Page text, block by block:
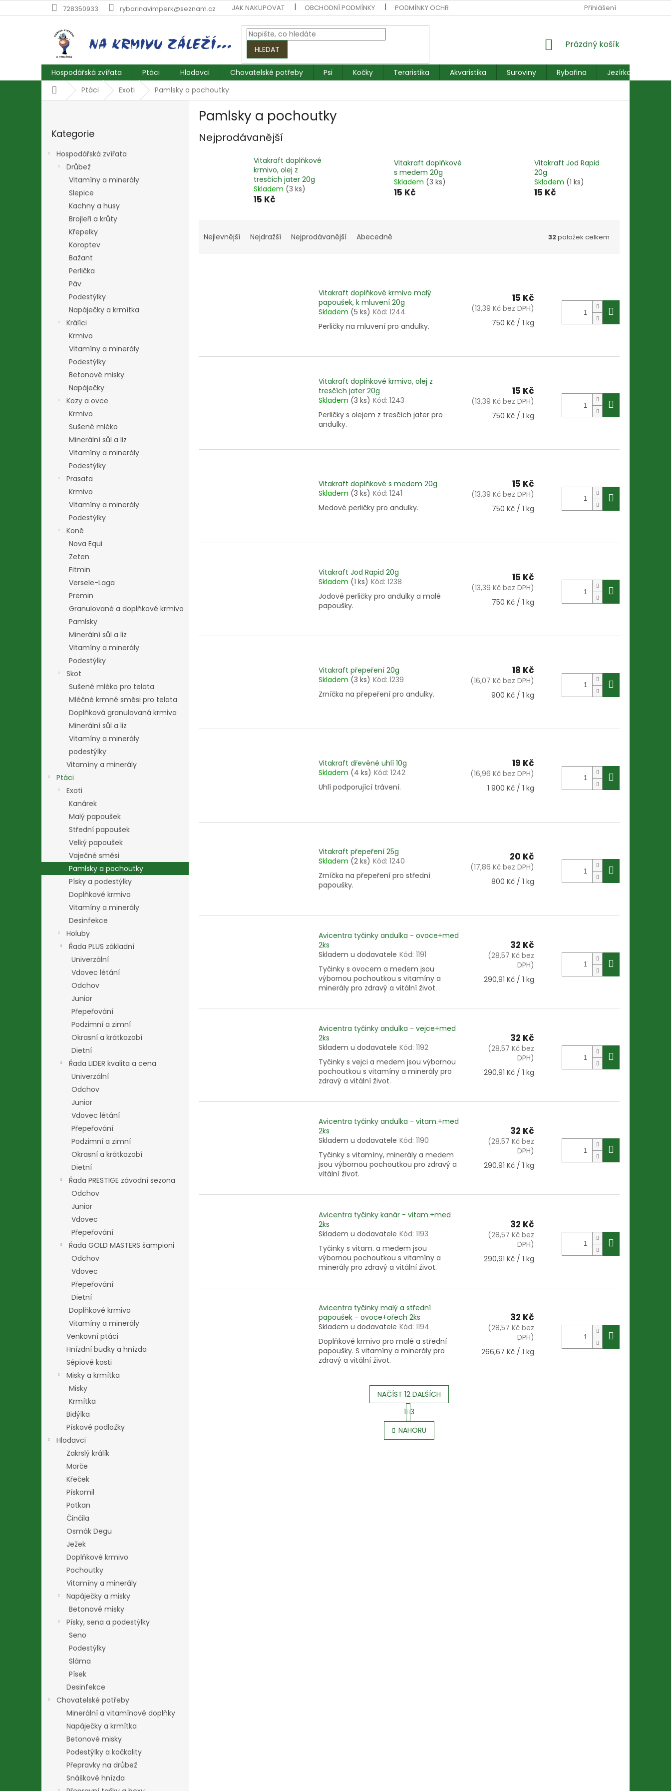
na
728350933 rybarinavimperk@seznam.cz JAK NAKUPOVAT OBCHODNÍ PODMÍNKY PODMÍNKY OCHRANY OSOBNÍCH ÚDAJŮ REKLAMACE FORMULÁŘ
Přihlášení
HLEDAT
NÁKUPNÍ
Prázdný košík
Hospodářská zvířata Ptáci Hlodavci Chovatelské potřeby Psi Kočky Teraristika Akvaristika Suroviny Rybařina
Jezírkové ryby
DomůPtáci Exoti Pamlsky a pochoutky
kategorie
Kategorie
Hospodářská zvířata
Drůbež
Vitamíny a minerály
Slepice
Kachny a husy
Brojleři a krůty
Křepelky
Koroptev
Bažant
Perlička
Páv
Podestýlky
Napáječky a krmítka
Králíci
Krmivo
Vitamíny a minerály
Podestýlky
Betonové misky
Napáječky
Kozy a ovce
Krmivo
Sušené mléko
Minerální sůl a liz
Vitamíny a minerály
Podestýlky
Prasata
Krmivo
Vitamíny a minerály
Podestýlky
Koně
Nova Equi
Zeten
Fitmin
Versele-Laga
Premin
Granulované a doplňkové krmivo
Pamlsky
Minerální sůl a liz
Vitamíny a minerály
Podestýlky
Skot
Sušené mléko pro telata
Mléčné krmné směsi pro telata
Doplňková granulovaná krmiva
Minerální sůl a liz
Vitamíny a minerály
podestýlky
Vitamíny a minerály
Ptáci
Exoti
Kanárek
Malý papoušek
Střední papoušek
Velký papoušek
Vaječné směsi
Pamlsky a pochoutky
Písky a podestýlky
Doplňkové krmivo
Vitamíny a minerály
Desinfekce
Holuby
Řada PLUS základní
Univerzální
Vdovec létání
Odchov
Junior
Přepeřování
Podzimní a zimní
Okrasní a krátkozobí
Dietní
Řada LIDER kvalita a cena
Univerzální
Odchov
Junior
Vdovec létání
Přepeřování
Podzimní a zimní
Okrasní a krátkozobí
Dietní
Řada PRESTIGE závodní sezona
Odchov
Junior
Vdovec
Přepeřování
Řada GOLD MASTERS šampioni
Odchov
Vdovec
Přepeřování
Dietní
Doplňkové krmivo
Vitamíny a minerály
Venkovní ptáci
Hnízdní budky a hnízda
Sépiové kosti
Misky a krmítka
Misky
Krmítka
Bidýlka
Pískové podložky
Hlodavci
Zakrslý králík
Morče
Křeček
Pískomil
Potkan
Činčila
Osmák Degu
Ježek
Doplňkové krmivo
Pochoutky
Vitamíny a minerály
Napáječky a misky
Betonové misky
Písky, sena a podestýlky
Seno
Podestýlky
Sláma
Písek
Desinfekce
Chovatelské potřeby
Minerální a vitamínové doplňky
Napáječky a krmítka
Betonové misky
Podestýlky a kočkolity
Přepravky na drůbež
Snáškové hnízda
Pamlsky a pochoutky
Nejprodávanější
Vitakraft doplňkové
krmivo, olej z
tresčích jater 20g
Skladem (3 ks)
15 Kč
Vitakraft doplňkové
s medem 20g
Skladem (3 ks)
15 Kč
Vitakraft Jod Rapid
20g
Skladem (1 ks)
15 Kč
a
t
Nejlevnější Nejdražší Nejprodávanější Abecedně 32položek celkem
d
Vitakraft doplňkové krmivo malý
papoušek, k mluvení 20g
Skladem (5 ks) Kód: 1244
Perličky na mluvení pro andulky.
15 Kč
(13,39 Kč bez DPH)
Měrná
750 Kč / 1 kg
Vitakraft doplňkové krmivo, olej z
tresčích jater 20g
Skladem (3 ks) Kód: 1243
Perličky s olejem z tresčích jater pro
andulky.
15 Kč
(13,39 Kč bez DPH)
Měrná
750 Kč / 1 kg
Vitakraft doplňkové s medem 20g
Skladem (3 ks) Kód: 1241
Medové perličky pro andulky.
15 Kč
(13,39 Kč bez DPH)
Měrná
750 Kč / 1 kg
Vitakraft Jod Rapid 20g
Skladem (1 ks) Kód: 1238
Jodové perličky pro andulky a malé
papoušky.
15 Kč
(13,39 Kč bez DPH)
Měrná
750 Kč / 1 kg
Vitakraft přepeření 20g
Skladem (3 ks) Kód: 1239
Zrníčka na přepeření pro andulky.
18 Kč
(16,07 Kč bez DPH)
Měrná
900 Kč / 1 kg
Vitakraft dřevěné uhlí 10g
Skladem (4 ks) Kód: 1242
Uhlí podporující trávení.
19 Kč
(16,96 Kč bez DPH)
Měrná
1 900 Kč / 1 kg
Vitakraft přepeření 25g
Skladem (2 ks) Kód: 1240
Zrníčka na přepeření pro střední
papoušky.
20 Kč
(17,86 Kč bez DPH)
Měrná
800 Kč / 1 kg
Avicentra tyčinky andulka - ovoce+med
2ks
Skladem u dodavatele Kód: 1191
Tyčinky s ovocem a medem jsou
výbornou pochoutkou s vitamíny a
minerály pro zdravý a vitální život.
32 Kč
(28,57 Kč bez
DPH)
Měrná
290,91 Kč / 1 kg
Avicentra tyčinky andulka - vejce+med
2ks
Skladem u dodavatele Kód: 1192
Tyčinky s vejci a medem jsou výbornou
pochoutkou s vitamíny a minerály pro
zdravý a vitální život.
32 Kč
(28,57 Kč bez
DPH)
Měrná
290,91 Kč / 1 kg
Avicentra tyčinky andulka - vitam.+med
2ks
Skladem u dodavatele Kód: 1190
Tyčinky s vitamíny, minerály a medem
jsou výbornou pochoutkou pro zdravý a
vitální život.
32 Kč
(28,57 Kč bez
DPH)
Měrná
290,91 Kč / 1 kg
Avicentra tyčinky kanár - vitam.+med
2ks
Skladem u dodavatele Kód: 1193
Tyčinky s vitam. a medem jsou
výbornou pochoutkou s vitamíny a
minerály pro zdravý a vitální život.
32 Kč
(28,57 Kč bez
DPH)
Měrná
290,91 Kč / 1 kg
Avicentra tyčinky malý a střední
papoušek - ovoce+ořech 2ks
Skladem u dodavatele Kód: 1194
Doplňkové krmivo pro malé a střední
papoušky. S vitamíny a minerály pro
zdravý a vitální život.
32 Kč
(28,57 Kč bez
DPH)
Měrná
266,67 Kč / 1 kg
O
v
NAČÍST 12 DALŠÍCH
S
t
r
á
n
1 3
NAHORU